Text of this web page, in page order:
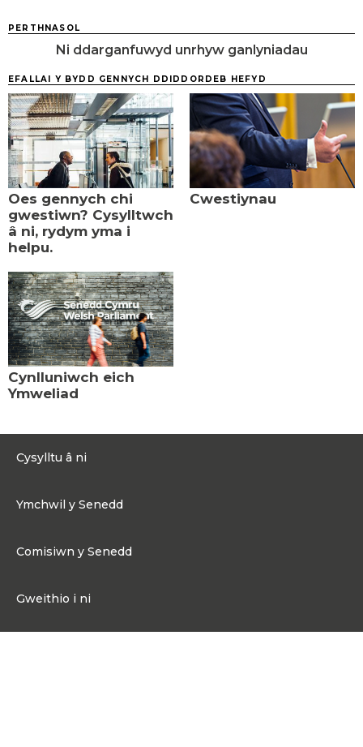
PERTHNASOL
Ni ddarganfuwyd unrhyw ganlyniadau
EFALLAI Y BYDD GENNYCH DDIDDORDEB HEFYD
Oes gennych chi
gwestiwn? Cysylltwch
â ni, rydym yma i
helpu.
Cwestiynau
Cynlluniwch eich
Ymweliad
Cysylltu â ni
Cysylltu@senedd.cymru
Ymchwil y Senedd
Erthyglau Ymchwil
Comisiwn y Senedd
Gweithio i ni